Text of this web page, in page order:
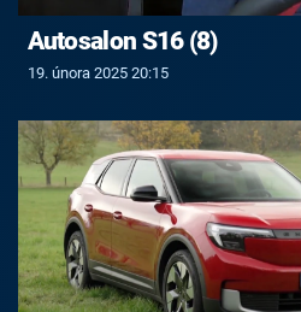
Autosalon S16 (8)
19. února 2025 20:15